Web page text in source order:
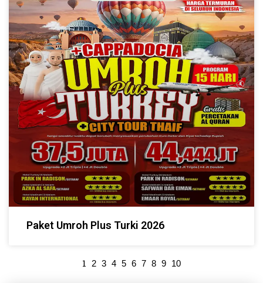
Paket Umroh Plus Turki 2026
1 2 3 4 5 6 7 8 9 10